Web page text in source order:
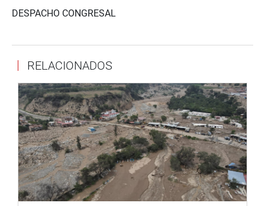
DESPACHO CONGRESAL
RELACIONADOS